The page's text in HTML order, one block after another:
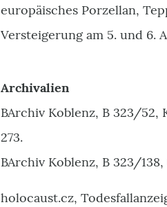
europäisches Porzellan,
Versteigerung am 5. und 6.
Archivalien
BArchiv Koblenz, B 323/
273.
BArchiv Koblenz, B 323/
holocaust.cz,